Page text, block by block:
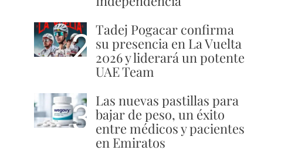
2 Tadej Pogacar confirma
su presencia en La Vuelta
2026 y liderará un potente
UAE Team
3 Las nuevas pastillas para
bajar de peso, un éxito
entre médicos y pacientes
en Emiratos